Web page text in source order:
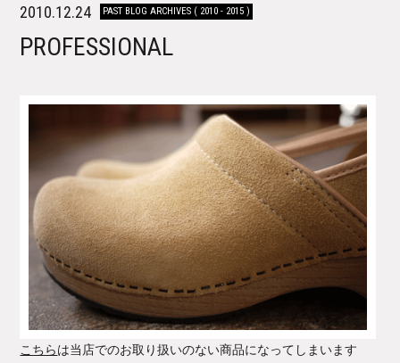
2010.12.24 PAST BLOG ARCHIVES ( 2010 - 2015 )
PROFESSIONAL
こちらは当店でのお取り扱いのない商品になってしまいます